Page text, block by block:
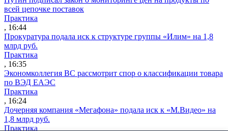
всей цепочке поставок
Практика
, 16:44
Прокуратура подала иск к структуре группы «Илим» на 1,8
млрд руб.
Практика
, 16:35
Экономколлегия ВС рассмотрит спор о классификации товара
по ВЭД ЕАЭС
Практика
, 16:24
Дочерняя компания «Мегафона» подала иск к «М.Видео» на
1,8 млрд руб.
Практика